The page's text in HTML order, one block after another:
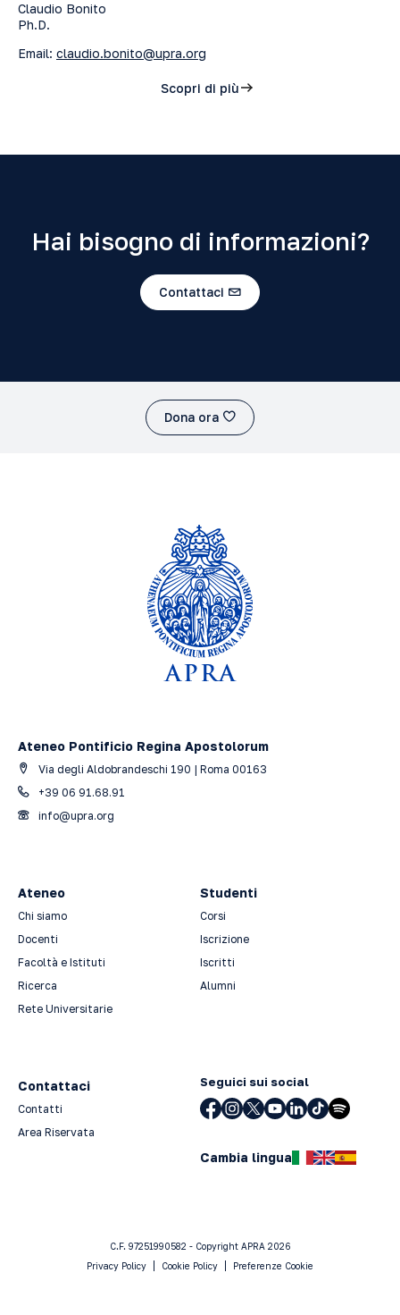
Claudio Bonito
Ph.D.
Email: claudio.bonito@upra.org
Scopri di più
Hai bisogno di informazioni?
Contattaci
Dona ora
Ateneo Pontificio Regina Apostolorum
Via degli Aldobrandeschi 190 | Roma 00163
+39 06 91.68.91
info@upra.org
Ateneo
Chi siamo
Docenti
Facoltà e Istituti
Ricerca
Rete Universitarie
Studenti
Corsi
Iscrizione
Iscritti
Alumni
Contattaci
Contatti
Area Riservata
Seguici sui social
Cambia lingua
C.F. 97251990582 - Copyright APRA 2026
Privacy Policy
Cookie Policy Preferenze Cookie